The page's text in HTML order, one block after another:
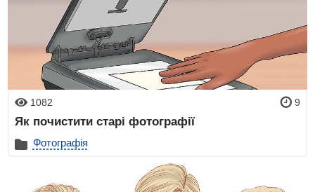
1082 9
Як почистити старі фотографії
Фотографія